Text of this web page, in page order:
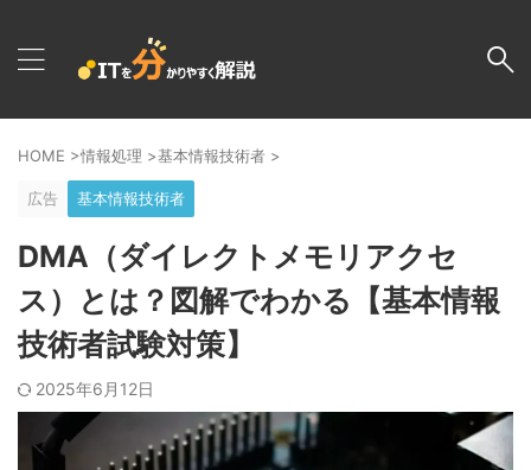
HOME >情報処理 >基本情報技術者 >
広告 基本情報技術者
DMA（ダイレクトメモリアクセ
ス）とは？図解でわかる【基本情報
技術者試験対策】
2025年6月12日